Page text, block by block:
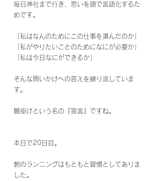
毎日神社まで行き、思いを頭で言語化するた
めです。
「私はなんのためにこの仕事を選んだのか」
「私がやりたいことのためになにが必要か」
「私は今日なにができるか」
そんな問いかけへの答えを繰り返していま
す。
願掛けという名の『宣言』ですね。
本日で20日目。
朝のランニングはもともと習慣としてありま
した。